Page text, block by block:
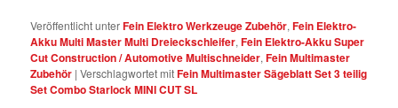
Veröffentlicht unterFein Elektro Werkzeuge Zubehör,Fein Elektro-
Akku Multi Master Multi Dreieckschleifer,Fein Elektro-Akku Super
Cut Construction / Automotive Multischneider,Fein Multimaster
Zubehör |Verschlagwortet mitFein Multimaster Sägeblatt Set 3 teilig
Set Combo Starlock MINI CUT SL